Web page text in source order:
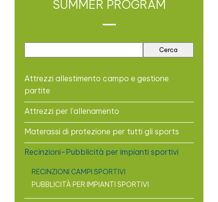
SUMMER PROGRAM
Attrezzi allestimento campo e gestione
partite
Attrezzi per l'allenamento
Materassi di protezione per tutti gli sports
Recinzioni-Pubblicità per impianti sportivi
RECINZIONI CAMPI SPORTIVI
PUBBLICITÀ PER IMPIANTI SPORTIVI